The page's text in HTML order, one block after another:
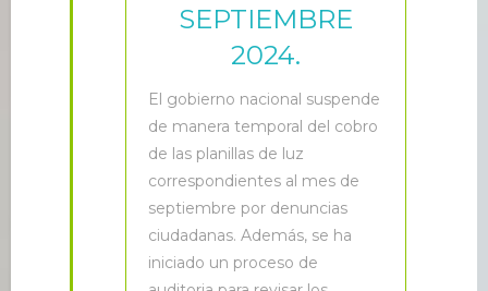
SEPTIEMBRE
2024.
El gobierno nacional suspende
de manera temporal del cobro
de las planillas de luz
correspondientes al mes de
septiembre por denuncias
ciudadanas. Además, se ha
iniciado un proceso de